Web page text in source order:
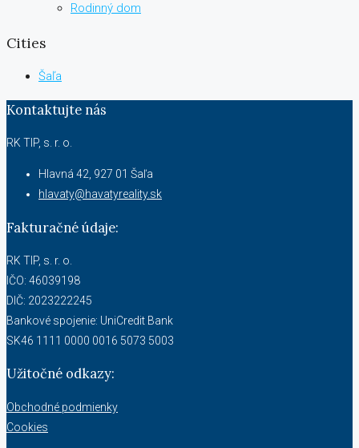
Rodinný dom
Cities
Šaľa
Kontaktujte nás
RK TIP, s. r. o.
Hlavná 42, 927 01 Šaľa
hlavaty@havatyreality.sk
Fakturačné údaje:
RK TIP, s. r. o.
IČO: 46039198
DIČ: 2023222245
Bankové spojenie: UniCredit Bank
SK46 1111 0000 0016 5073 5003
Užitočné odkazy:
Obchodné podmienky
Cookies